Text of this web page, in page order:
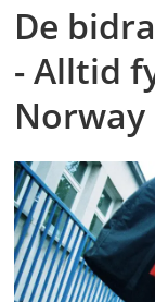
De
- Alltid
Norway